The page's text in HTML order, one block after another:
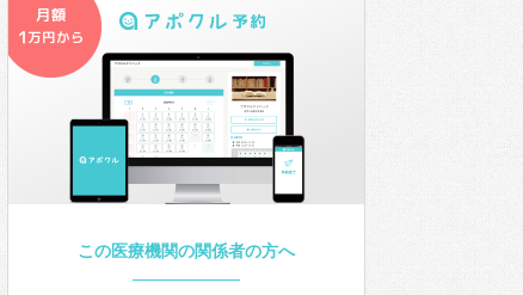
この医療機関の関係者の方へ